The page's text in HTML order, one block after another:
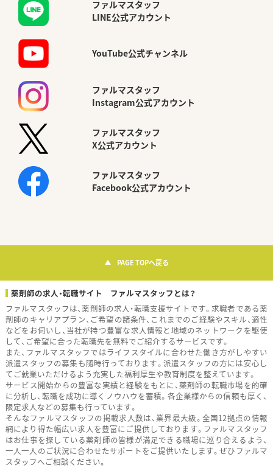
ファルマスタッフ
LINE公式アカウント
YouTube公式チャンネル
ファルマスタッフ
Instagram公式アカウント
ファルマスタッフ
X公式アカウント
ファルマスタッフ
Facebook公式アカウント
PAGE TOPへ戻る
薬剤師の求人・転職サイト ファルマスタッフとは？
ファルマスタッフは、薬剤師の求人・転職支援サイトです。求職者である薬
剤師のキャリアプラン、ご希望の諸条件、これまでのご経験やスキル、適性
などをお伺いし、当社が持つ豊富な求人情報と地域のネットワークを駆使
して、ご希望に合った転職先を無料でご紹介するサービスです。
また、ファルマスタッフではライフスタイルに合わせた働き方がしやすい
派遣スタッフの募集も随時行っております。派遣スタッフの方には安心し
てご就業いただけるよう充実した福利厚生や教育制度を整えています。
サービス開始からの豊富な実績と経験をもとに、薬剤師の転職市場を的確
に分析し、転職を成功に導くノウハウを蓄積。各企業様からの信頼も厚く、
限定求人などの募集も行っています。
そんなファルマスタッフの掲載求人数は、業界最大級。全国12拠点の情報
網により得た幅広い求人を豊富にご提供しております。ファルマスタッフ
はお仕事を探している薬剤師の皆様が満足できる職場に巡り合えるよう、
一人一人のご状況に合わせたサポートをご提供いたします。ぜひファルマ
スタッフへご相談ください。